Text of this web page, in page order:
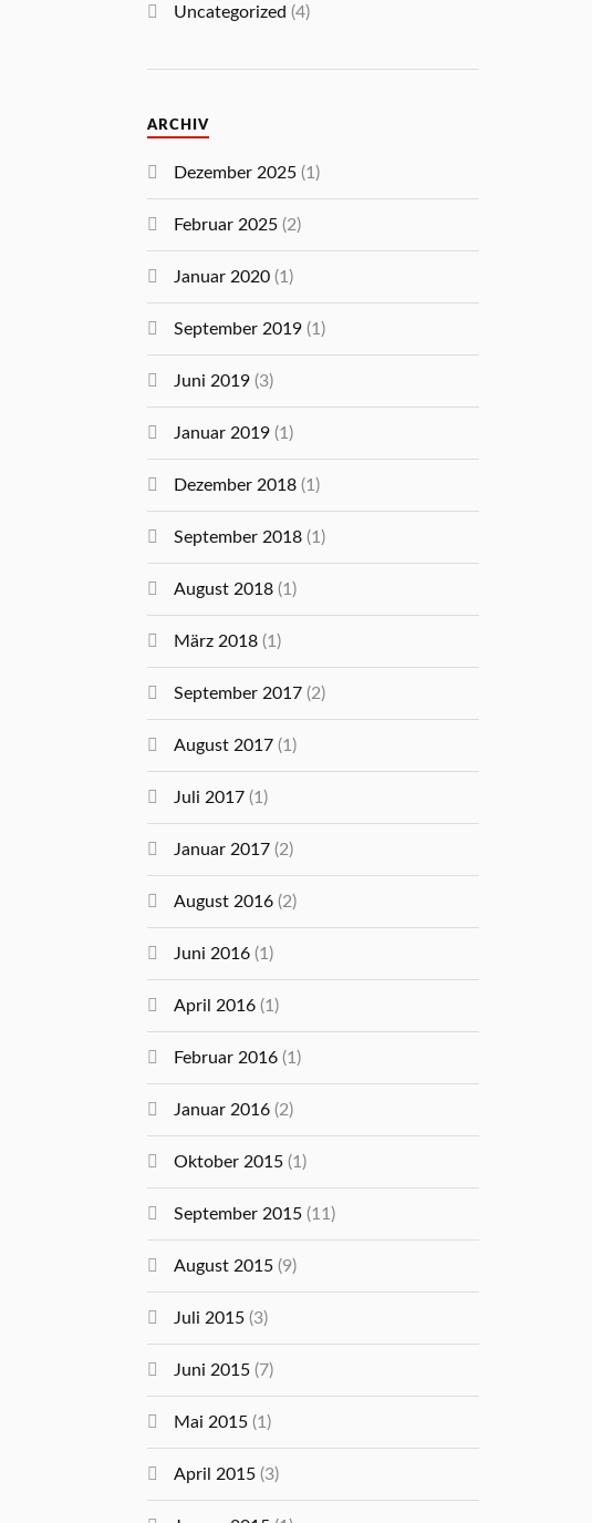
Uncategorized (4)
ARCHIV
Dezember 2025 (1)
Februar 2025 (2)
Januar 2020 (1)
September 2019 (1)
Juni 2019 (3)
Januar 2019 (1)
Dezember 2018 (1)
September 2018 (1)
August 2018 (1)
März 2018 (1)
September 2017 (2)
August 2017 (1)
Juli 2017 (1)
Januar 2017 (2)
August 2016 (2)
Juni 2016 (1)
April 2016 (1)
Februar 2016 (1)
Januar 2016 (2)
Oktober 2015 (1)
September 2015 (11)
August 2015 (9)
Juli 2015 (3)
Juni 2015 (7)
Mai 2015 (1)
April 2015 (3)